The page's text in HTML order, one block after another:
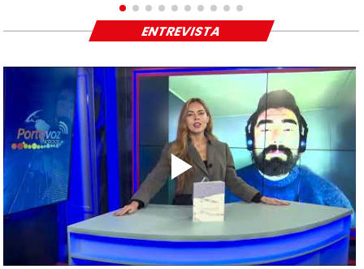
ENTREVISTA